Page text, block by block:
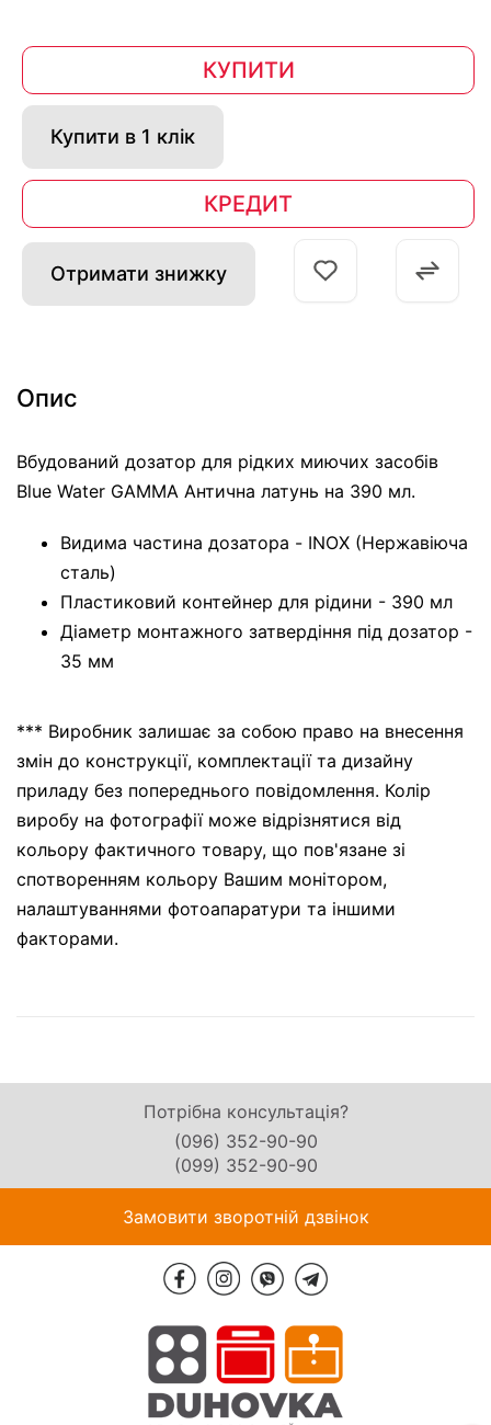
КУПИТИ
Купити в 1 клік
КРЕДИТ
Отримати знижку
Опис
Вбудований дозатор для рідких миючих засобів
Blue Water GAMMA Антична латунь на 390 мл.
Видима частина дозатора - INOX (Нержавіюча
сталь)
Пластиковий контейнер для рідини - 390 мл
Діаметр монтажного затвердіння під дозатор -
35 мм
*** Виробник залишає за собою право на внесення
змін до конструкції, комплектації та дизайну
приладу без попереднього повідомлення. Колір
виробу на фотографії може відрізнятися від
кольору фактичного товару, що пов'язане зі
спотворенням кольору Вашим монітором,
налаштуваннями фотоапаратури та іншими
факторами.
Потрібна консультація?
(096) 352-90-90
(099) 352-90-90
Замовити зворотній дзвінок